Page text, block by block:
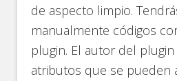
de aspecto limpio.
manualmente códigos
plugin. El autor del
atributos que se pueden